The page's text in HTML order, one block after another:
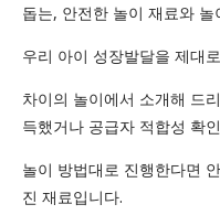
돕는, 안전한 놀이 재료와 놀
우리 아이 성장발달을 제대
차이의 놀이에서 소개해 드
득했거나 공급자 적합성 확
놀이 방법대로 진행한다면
진 재료입니다.